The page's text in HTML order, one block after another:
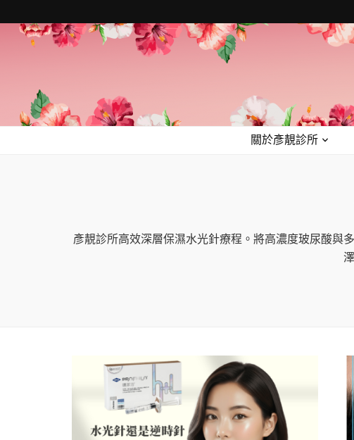
關於彥靚診所
彥靚診所高效深層保濕水光針療程。將高濃度玻尿酸與